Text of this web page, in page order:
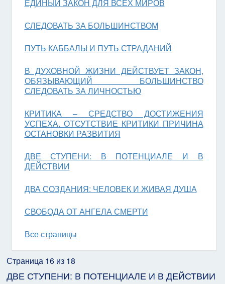
ЕДИНЫЙ ЗАКОН ДЛЯ ВСЕХ МИРОВ
СЛЕДОВАТЬ ЗА БОЛЬШИНСТВОМ
ПУТЬ КАББАЛЫ И ПУТЬ СТРАДАНИЙ
В ДУХОВНОЙ ЖИЗНИ ДЕЙСТВУЕТ ЗАКОН,
ОБЯЗЫВАЮЩИЙ БОЛЬШИНСТВО
СЛЕДОВАТЬ ЗА ЛИЧНОСТЬЮ
КРИТИКА – СРЕДСТВО ДОСТИЖЕНИЯ
УСПЕХА. ОТСУТСТВИЕ КРИТИКИ ПРИЧИНА
ОСТАНОВКИ РАЗВИТИЯ
ДВЕ СТУПЕНИ: В ПОТЕНЦИАЛЕ И В
ДЕЙСТВИИ
ДВА СОЗДАНИЯ: ЧЕЛОВЕК И ЖИВАЯ ДУША
СВОБОДА ОТ АНГЕЛА СМЕРТИ
Все страницы
Страница 16 из 18
ДВЕ СТУПЕНИ: В ПОТЕНЦИАЛЕ И В ДЕЙСТВИИ